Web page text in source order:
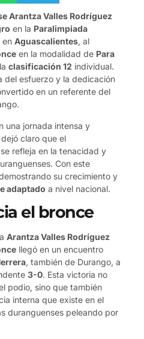
Arantza Valles Rodríguez
en la Paralimpiada
en Aguascalientes, al
en la modalidad de Para
clasificación 12 individual.
del esfuerzo y la dedicación
en un referente del
una jornada intensa y
claro que el
se refleja en la tenacidad y
Con este
su crecimiento y
adaptado a nivel nacional.
el bronce
Arantza Valles Rodríguez
llegó en un encuentro
, también de Durango, a
3-0. Esta victoria no
podio, sino que también
interna que existe en el
duranguenses peleando por